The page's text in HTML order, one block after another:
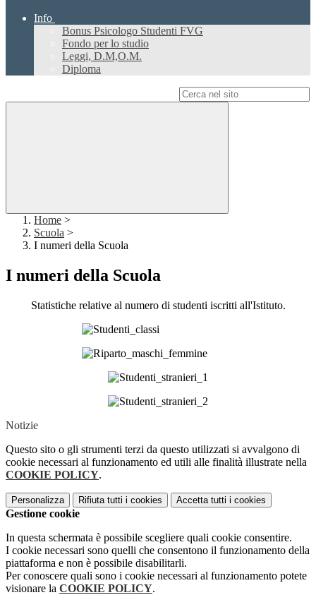
Info
Bonus Psicologo Studenti FVG
Fondo per lo studio
Leggi, D.M,O.M.
Diploma
Home >
Scuola >
I numeri della Scuola
I numeri della Scuola
Statistiche relative al numero di studenti iscritti all'Istituto.
Notizie
Questo sito o gli strumenti terzi da questo utilizzati si avvalgono di
cookie necessari al funzionamento ed utili alle finalità illustrate nella
COOKIE POLICY.
Personalizza Rifiuta tutti i cookies Accetta tutti i cookies
Gestione cookie
In questa schermata è possibile scegliere quali cookie consentire.
I cookie necessari sono quelli che consentono il funzionamento della
piattaforma e non è possibile disabilitarli.
Per conoscere quali sono i cookie necessari al funzionamento potete
visionare la COOKIE POLICY.